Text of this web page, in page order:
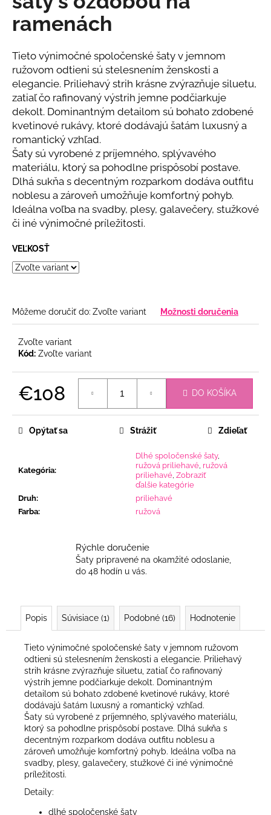
z
hviezdičiek.
ramenách
Tieto výnimočné spoločenské šaty v jemnom
ružovom odtieni sú stelesnením ženskosti a
elegancie. Priliehavý strih krásne zvýrazňuje siluetu,
zatiaľ čo rafinovaný výstrih jemne podčiarkuje
dekolt. Dominantným detailom sú bohato zdobené
kvetinové rukávy, ktoré dodávajú šatám luxusný a
romantický vzhľad.
Šaty sú vyrobené z príjemného, splývavého
materiálu, ktorý sa pohodlne prispôsobí postave.
Dlhá sukňa s decentným rozparkom dodáva outfitu
noblesu a zároveň umožňuje komfortný pohyb.
Ideálna voľba na svadby, plesy, galavečery, stužkové
či iné výnimočné príležitosti.
VEĽKOSŤ
Môžeme doručiť do: Zvoľte variant Možnosti doručenia
Zvoľte variant
Kód: Zvoľte variant
€108 DO KOŠÍKA
Kategória:
Dlhé spoločenské šaty,
ružová priliehavé ružová
priliehavé Zobraziť
ďalšie kategórie
Druh:
priliehavé
Farba: ružová
Opýtať sa Strážiť Zdieľať
Rýchle doručenie
Šaty pripravené na okamžité odoslanie,
do 48 hodín u vás.
Popis Súvisiace (1) Podobné (16) Hodnotenie
Tieto výnimočné spoločenské šaty v jemnom ružovom
odtieni sú stelesnením ženskosti a elegancie. Priliehavý
strih krásne zvýrazňuje siluetu, zatiaľ čo rafinovaný
výstrih jemne podčiarkuje dekolt. Dominantným
detailom sú bohato zdobené kvetinové rukávy, ktoré
dodávajú šatám luxusný a romantický vzhľad.
Šaty sú vyrobené z príjemného, splývavého materiálu,
ktorý sa pohodlne prispôsobí postave. Dlhá sukňa s
decentným rozparkom dodáva outfitu noblesu a
zároveň umožňuje komfortný pohyb. Ideálna voľba na
svadby, plesy, galavečery, stužkové či iné výnimočné
príležitosti.
Detaily:
dlhé spoločenské šaty
m
RUŽOVÝ
KOMPLET
S
KVETINOU
€108